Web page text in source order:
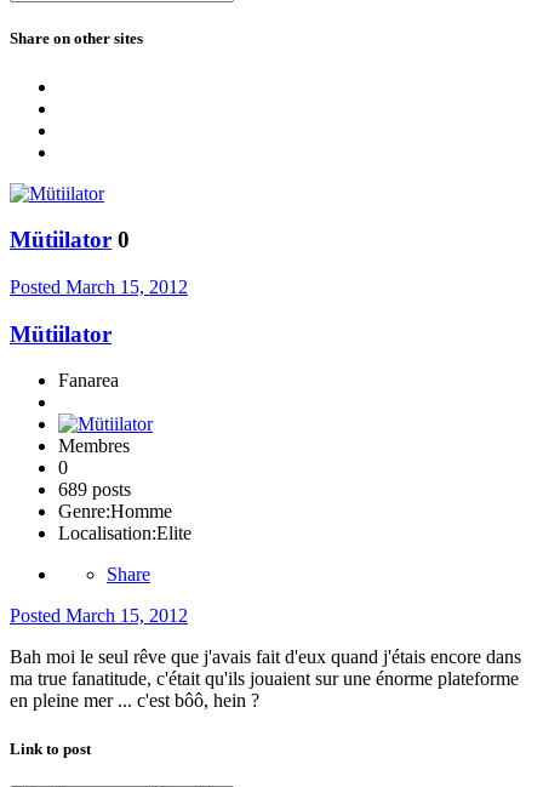
Share on other sites
Mütiilator 0
Posted March 15, 2012
Mütiilator
Fanarea
Membres
0
689 posts
Genre:Homme
Localisation:Elite
Share
Posted March 15, 2012
Bah moi le seul rêve que j'avais fait d'eux quand j'étais encore dans
ma true fanatitude, c'était qu'ils jouaient sur une énorme plateforme
en pleine mer ... c'est bôô, hein ?
Link to post